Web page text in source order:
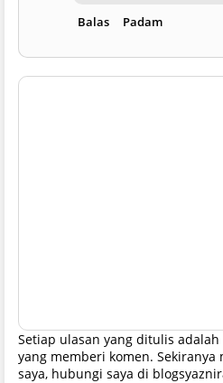
Balas Padam
Setiap ulasan yang ditulis
yang memberi komen.
saya, hubungi saya di